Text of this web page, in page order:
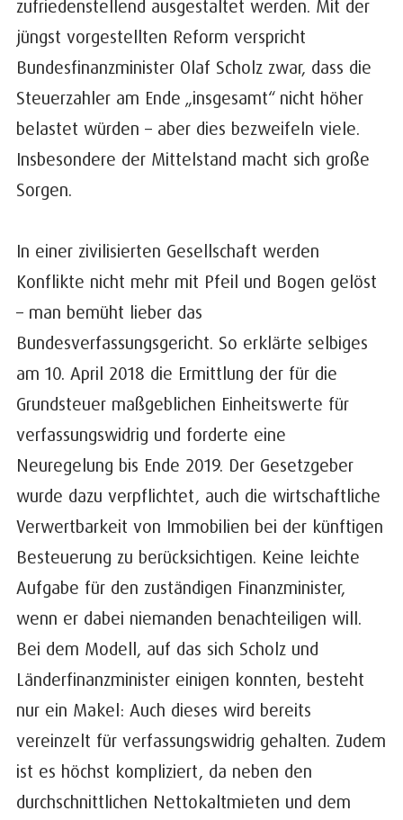
zufriedenstellend ausgestaltet werden. Mit der
jüngst vorgestellten Reform verspricht
Bundesfinanzminister Olaf Scholz zwar, dass die
Steuerzahler am Ende „insgesamt“ nicht höher
belastet würden – aber dies bezweifeln viele.
Insbesondere der Mittelstand macht sich große
Sorgen.
In einer zivilisierten Gesellschaft werden
Konflikte nicht mehr mit Pfeil und Bogen gelöst
– man bemüht lieber das
Bundesverfassungsgericht. So erklärte selbiges
am 10. April 2018 die Ermittlung der für die
Grundsteuer maßgeblichen Einheitswerte für
verfassungswidrig und forderte eine
Neuregelung bis Ende 2019. Der Gesetzgeber
wurde dazu verpflichtet, auch die wirtschaftliche
Verwertbarkeit von Immobilien bei der künftigen
Besteuerung zu berücksichtigen. Keine leichte
Aufgabe für den zuständigen Finanzminister,
wenn er dabei niemanden benachteiligen will.
Bei dem Modell, auf das sich Scholz und
Länderfinanzminister einigen konnten, besteht
nur ein Makel: Auch dieses wird bereits
vereinzelt für verfassungswidrig gehalten. Zudem
ist es höchst kompliziert, da neben den
durchschnittlichen Nettokaltmieten und dem